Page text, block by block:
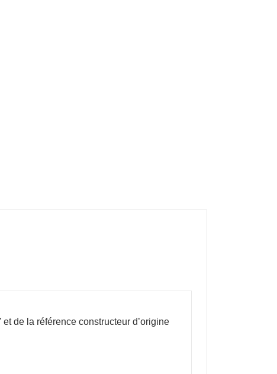
de la référence constructeur d’origine